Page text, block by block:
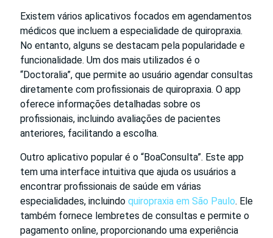
Existem vários aplicativos focados em agendamentos
médicos que incluem a especialidade de quiropraxia.
No entanto, alguns se destacam pela popularidade e
funcionalidade. Um dos mais utilizados é o
“Doctoralia”, que permite ao usuário agendar consultas
diretamente com profissionais de quiropraxia. O app
oferece informações detalhadas sobre os
profissionais, incluindo avaliações de pacientes
anteriores, facilitando a escolha.
Outro aplicativo popular é o “BoaConsulta”. Este app
tem uma interface intuitiva que ajuda os usuários a
encontrar profissionais de saúde em várias
especialidades, incluindo quiropraxia em São Paulo. Ele
também fornece lembretes de consultas e permite o
pagamento online, proporcionando uma experiência